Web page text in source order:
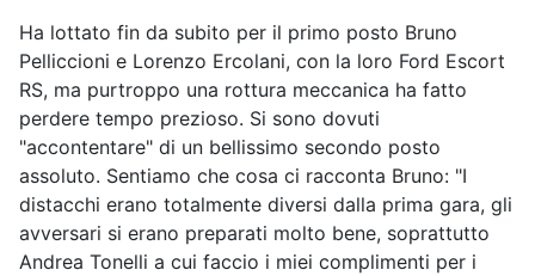
Ha lottato fin da subito per il primo posto Bruno
Pelliccioni e Lorenzo Ercolani, con la loro Ford Escort
RS, ma purtroppo una rottura meccanica ha fatto
perdere tempo prezioso. Si sono dovuti
"accontentare" di un bellissimo secondo posto
assoluto. Sentiamo che cosa ci racconta Bruno: "I
distacchi erano totalmente diversi dalla prima gara, gli
avversari si erano preparati molto bene, soprattutto
Andrea Tonelli a cui faccio i miei complimenti per i